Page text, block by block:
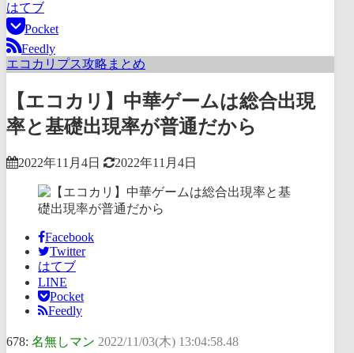
はてブ
Pocket
Feedly
エコカリプス攻略まとめ
【エコカリ】中華ゲームは総合出現
率と基礎出現率が普通だから
2022年11月4日 2022年11月4日
Facebook
Twitter
はてブ
LINE
Pocket
Feedly
678: 名無しマン 2022/11/03(木) 13:04:58.48